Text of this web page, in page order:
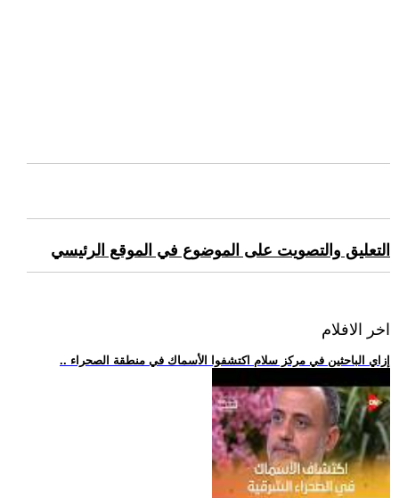
التعليق والتصويت على الموضوع في الموقع الرئيسي
اخر الافلام
.. إزاي الباحثين في مركز سلام اكتشفوا الأسماك في منطقة الصحراء